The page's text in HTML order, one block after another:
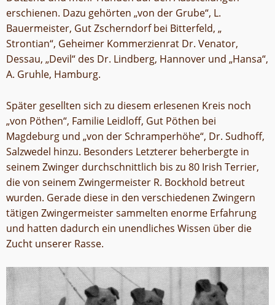
erschienen. Dazu gehörten „von der Grube“, L.
Bauermeister, Gut Zscherndorf bei Bitterfeld, „
Strontian“, Geheimer Kommerzienrat Dr. Venator,
Dessau, „Devil“ des Dr. Lindberg, Hannover und „Hansa“,
A. Gruhle, Hamburg.
Später gesellten sich zu diesem erlesenen Kreis noch
„von Pöthen“, Familie Leidloff, Gut Pöthen bei
Magdeburg und „von der Schramperhöhe“, Dr. Sudhoff,
Salzwedel hinzu. Besonders Letzterer beherbergte in
seinem Zwinger durchschnittlich bis zu 80 Irish Terrier,
die von seinem Zwingermeister R. Bockhold betreut
wurden. Gerade diese in den verschiedenen Zwingern
tätigen Zwingermeister sammelten enorme Erfahrung
und hatten dadurch ein unendliches Wissen über die
Zucht unserer Rasse.